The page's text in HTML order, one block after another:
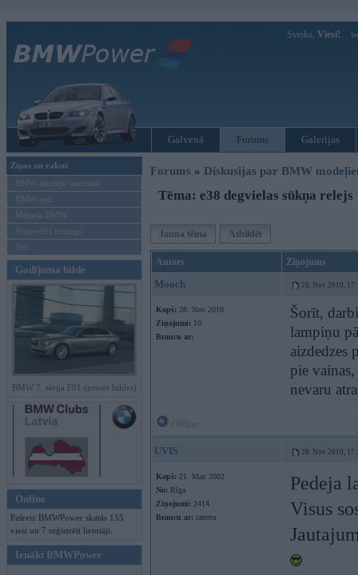
Sveiks, Viesi!
Galvenā Forums Galerijas
Ziņas un raksti
BMW modeļu jaunumi
BMW testi
Mēneša BMW
Sērijveida tūnings
Vel...
Gadījuma bilde
BMW 7. sērija F01 (preses bildes)
Online
Pašreiz BMWPower skatās 155
viesi un 7 reģistrēti lietotāji.
Ienākt BMWPower
Forums » Diskusijas par BMW
Tēma: e38 degvielas sūkņa relejs
Jauna tēma Atbildēt
Autors Ziņojums
Mooch 28. Nov 2010,
Kopš: 28. Nov 2010
Ziņojumi: 10
Braucu ar:
Šorīt,
lampiņu
aizdedzes
pie
nevaru
UVIS 28. Nov 2010,
Kopš: 21. May 2002
No: Rīga
Ziņojumi: 2414
Braucu ar: carrera
Pedeja
Visus